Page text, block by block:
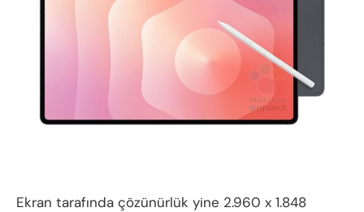
Ekran tarafında çözünürlük yine 2.960 x 1.848